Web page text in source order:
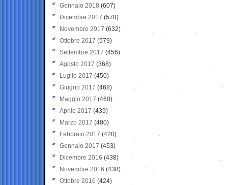
Gennaio 2018 (607)
Dicembre 2017 (578)
Novembre 2017 (632)
Ottobre 2017 (579)
Settembre 2017 (456)
Agosto 2017 (368)
Luglio 2017 (450)
Giugno 2017 (468)
Maggio 2017 (460)
Aprile 2017 (439)
Marzo 2017 (480)
Febbraio 2017 (420)
Gennaio 2017 (453)
Dicembre 2016 (438)
Novembre 2016 (438)
Ottobre 2016 (424)